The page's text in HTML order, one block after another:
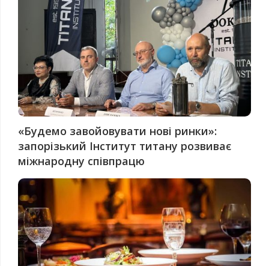
«Будемо завойовувати нові ринки»:
запорізький Інститут титану розвиває
міжнародну співпрацю